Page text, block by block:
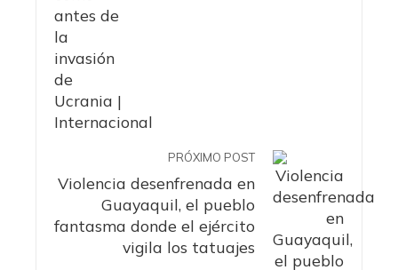
PRÓXIMO POST
Violencia desenfrenada en
Guayaquil, el pueblo
fantasma donde el ejército
vigila los tatuajes